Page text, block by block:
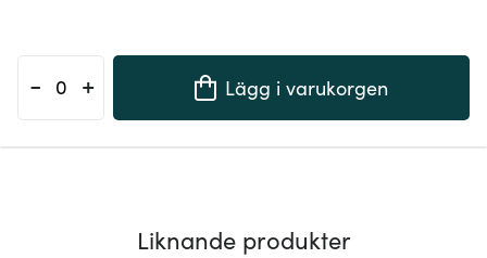
- + Lägg i varukorgen
Liknande produkter